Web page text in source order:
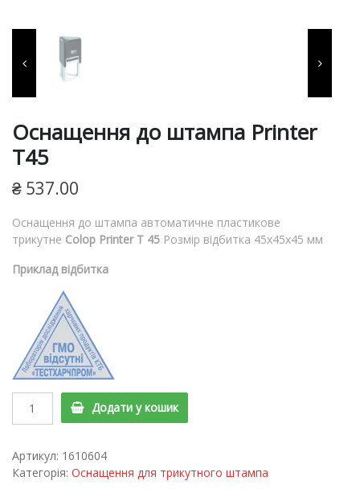
для виготовлення печаток
та штампів, продукція для
пломбування.
Оснащення до штампа Printer
T45
₴ 537.00
Оснащення до штампа автоматичне пластикове
трикутне Colop Printer T 45 Розмір відбитка 45х45х45 мм
Приклад відбитка
Оснащення
Printer
T45
quantity
Додати у кошик
Артикул: 1610604
Категорія: Оснащення для трикутного штампа